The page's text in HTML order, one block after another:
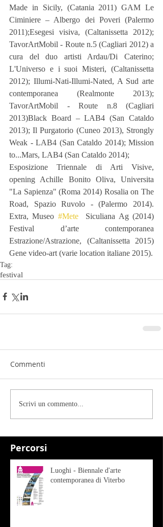
Percorsi
Made in Sicily, (Catania 2011) GAM Le
Ciminiere – Albergo dei Poveri (Palermo
2011);Esegesi visiva, (Caltanissetta 2012);
TavorArtMobil - Route n.5 (Cagliari 2012) a
cura del duo artisti Ardau/Di Caterino;
L'Universo e i suoi Misteri, (Caltanissetta
2012); Illumi-Nati-Illumi-Nated, A Sud arte
contemporanea (Realmonte 2013);
TavorArtMobil - Route n.8 (Cagliari
2013)Black Board – LAB4 (San Cataldo
2013); Il Purgatorio (Cuneo 2013), Strongly
Weak - LAB4 (San Cataldo 2014); Mission
to...Mars, LAB4 (San Cataldo 2014);
Esposizione Triennale di Arti Visive,
opening Achille Bonito Oliva, Universita
"La Sapienza" (Roma 2014) Rosalia on The
Road, Spazio Ruvolo - (Palermo 2014).
Extra, Museo #Mete
  Siculiana Ag (2014)
Festival d’arte contemporanea
Estrazione/Astrazione, (Caltanissetta 2015)
Gene video-art (varie location italiane 2015).
Tag:
festival
Commenti
Scrivi un commento...
Luoghi - Biennale d'arte
contemporanea di Viterbo